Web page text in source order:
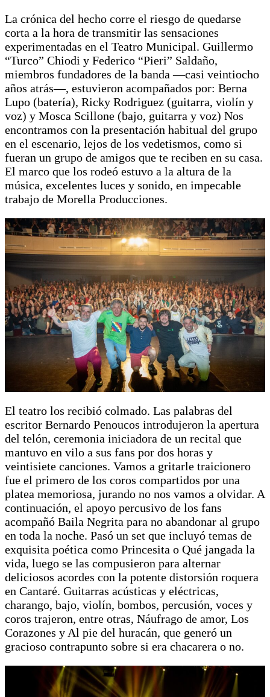
La crónica del hecho corre el riesgo de quedarse
corta a la hora de transmitir las sensaciones
experimentadas en el Teatro Municipal. Guillermo
“Turco” Chiodi y Federico “Pieri” Saldaño,
miembros fundadores de la banda —casi veintiocho
años atrás—, estuvieron acompañados por: Berna
Lupo (batería), Ricky Rodriguez (guitarra, violín y
voz) y Mosca Scillone (bajo, guitarra y voz) Nos
encontramos con la presentación habitual del grupo
en el escenario, lejos de los vedetismos, como si
fueran un grupo de amigos que te reciben en su casa.
El marco que los rodeó estuvo a la altura de la
música, excelentes luces y sonido, en impecable
trabajo de Morella Producciones.
El teatro los recibió colmado. Las palabras del
escritor Bernardo Penoucos introdujeron la apertura
del telón, ceremonia iniciadora de un recital que
mantuvo en vilo a sus fans por dos horas y
veintisiete canciones. Vamos a gritarle traicionero
fue el primero de los coros compartidos por una
platea memoriosa, jurando no nos vamos a olvidar. A
continuación, el apoyo percusivo de los fans
acompañó Baila Negrita para no abandonar al grupo
en toda la noche. Pasó un set que incluyó temas de
exquisita poética como Princesita o Qué jangada la
vida, luego se las compusieron para alternar
deliciosos acordes con la potente distorsión roquera
en Cantaré. Guitarras acústicas y eléctricas,
charango, bajo, violín, bombos, percusión, voces y
coros trajeron, entre otras, Náufrago de amor, Los
Corazones y Al pie del huracán, que generó un
gracioso contrapunto sobre si era chacarera o no.